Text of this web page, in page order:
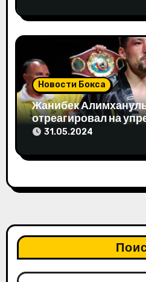
Новости Бокса
Жанибек
отреагировал на
мира
31.05.2024